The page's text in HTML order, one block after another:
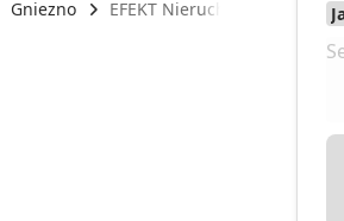
Gniezno EFEKT Nieruchomości